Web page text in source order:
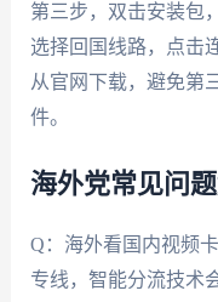
第三步，双击安装包
选择回国线路，点击
从官网下载，避免第
件。
海外党常见问
Q：海外看国内视频
专线，智能分流技术